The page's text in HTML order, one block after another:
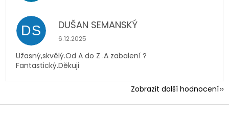
DS DUŠAN SEMANSKÝ
Hodnocení obchodu je 5 z 5 hvězdiček.
6.12.2025
Užasný,skvělý.Od A do Z .A zabalení ?
Fantastický.Děkuji
Zobrazit další hodnocení
Z